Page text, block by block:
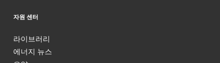
자원 센터
라이브러리
에너지 뉴스